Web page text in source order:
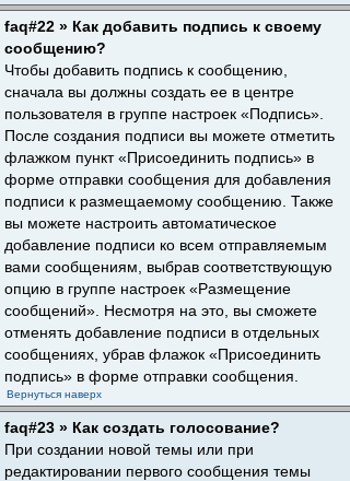
faq#22 » Как добавить подпись к своему
сообщению?
Чтобы добавить подпись к сообщению,
сначала вы должны создать ее в центре
пользователя в группе настроек «Подпись».
После создания подписи вы можете отметить
флажком пункт «Присоединить подпись» в
форме отправки сообщения для добавления
подписи к размещаемому сообщению. Также
вы можете настроить автоматическое
добавление подписи ко всем отправляемым
вами сообщениям, выбрав соответствующую
опцию в группе настроек «Размещение
сообщений». Несмотря на это, вы сможете
отменять добавление подписи в отдельных
сообщениях, убрав флажок «Присоединить
подпись» в форме отправки сообщения.
Вернуться наверх
faq#23 » Как создать голосование?
При создании новой темы или при
редактировании первого сообщения темы